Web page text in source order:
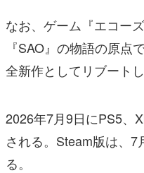
なお、ゲーム『エコー
『SAO』の物語の原点
全新作としてリブート
2026年7月9日にPS5、
される。Steam版は、
る。